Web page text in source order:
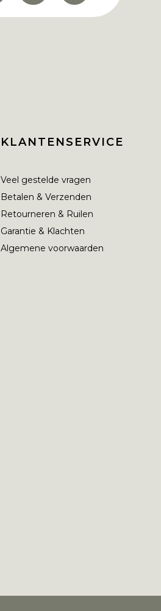
KLANTENSERVICE
Veel gestelde vragen
Betalen & Verzenden
Retourneren & Ruilen
Garantie & Klachten
Algemene voorwaarden